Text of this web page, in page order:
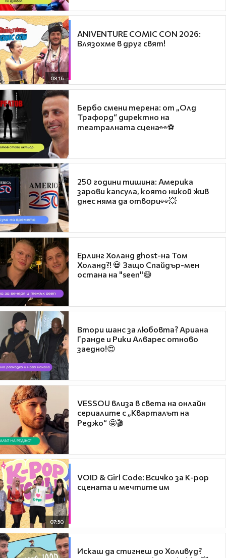
08:16
ANIVENTURE COMIC CON 2026:
Влязохме в друг свят!
Бербо смени терена: от „Олд
Трафорд“ директно на
театралната сцена👀⚽
250 години тишина: Америка
зарови капсула, която никой жив
днес няма да отвори👀💥
Ерлинг Холанд ghost-на Том
Холанд?! 💀 Защо Спайдър-мен
остана на "seen"😅
Втори шанс за любовта? Ариана
Гранде и Рики Алварес отново
заедно!😍
VESSOU влиза в света на онлайн
сериалите с „Кварталът на
Реджо“ 🤩🎬
07:50
VOID & Girl Code: Всичко за K-pop
сцената и мечтите им
Искаш да стигнеш до Холивуд?